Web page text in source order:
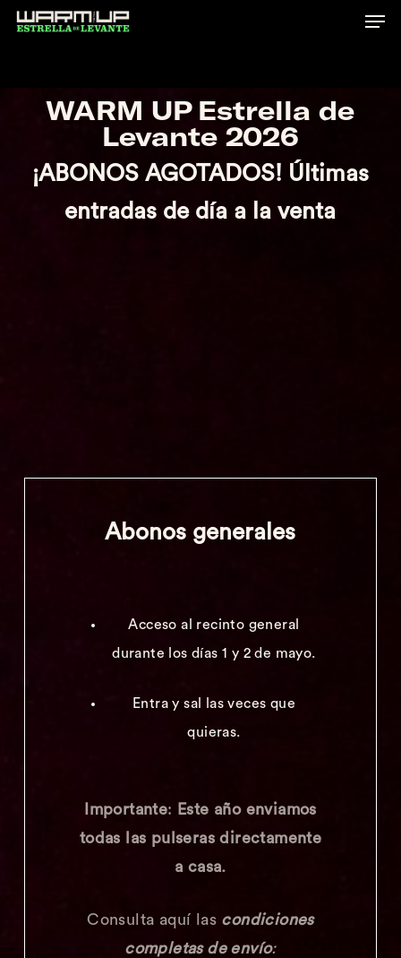
Skip
contentWARM UP Estrella de
Levante 2026
¡ABONOS AGOTADOS! Últimas
entradas de día a la venta
Abonos generales
Acceso al recinto general
durante los días 1 y 2 de mayo.
Entra y sal las veces que
quieras.
Importante:
Este año enviamos
todas las pulseras directamente
a casa.
Consulta aquí las condiciones
completas de envío: